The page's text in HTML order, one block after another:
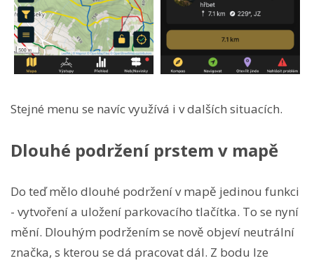
Stejné menu se navíc využívá i v dalších situacích.
Dlouhé podržení prstem v mapě
Do teď mělo dlouhé podržení v mapě jedinou funkci
- vytvoření a uložení parkovacího tlačítka. To se nyní
mění. Dlouhým podržením se nově objeví neutrální
značka, s kterou se dá pracovat dál. Z bodu lze